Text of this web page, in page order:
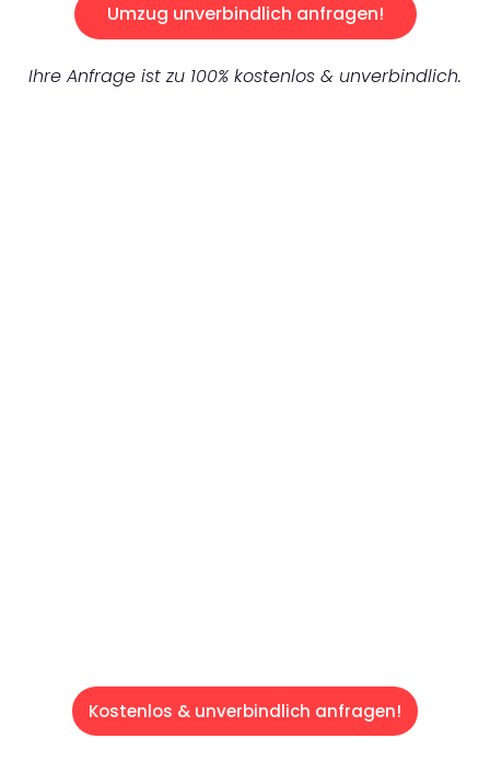
Umzug unverbindlich anfragen!
Ihre Anfrage ist zu 100% kostenlos & unverbindlich.
Kostenlos & unverbindlich anfragen!